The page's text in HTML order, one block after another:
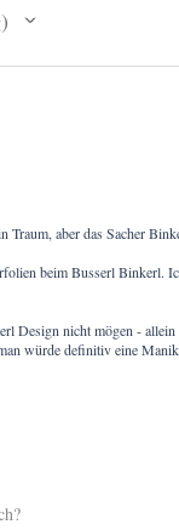
Traum, aber das Sacher
beim Busserl Binkerl.
Design nicht mögen -
würde definitiv eine